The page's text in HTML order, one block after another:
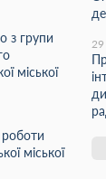
з групи
міської
міської